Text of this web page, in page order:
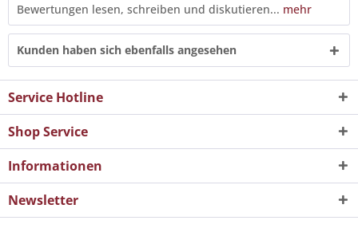
Bewertungen lesen, schreiben und diskutieren... mehr
Kunden haben sich ebenfalls angesehen
Service Hotline
Shop Service
Informationen
Newsletter